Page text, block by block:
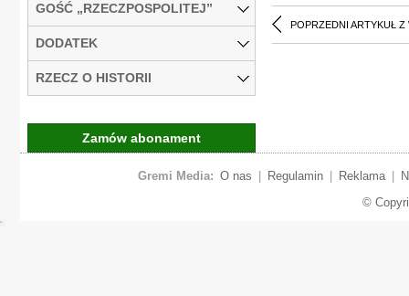
POPRZEDNI ARTYKUŁ Z
GOŚĆ „RZECZPOSPOLITEJ”
DODATEK
RZECZ O HISTORII
Zamów abonament
Gremi Media: O nas Regulamin Reklama
©